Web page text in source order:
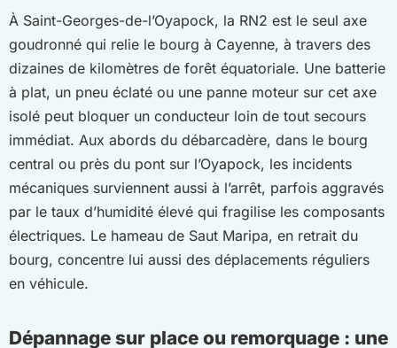
À Saint-Georges-de-l’Oyapock, la RN2 est le seul axe
goudronné qui relie le bourg à Cayenne, à travers des
dizaines de kilomètres de forêt équatoriale. Une batterie
à plat, un pneu éclaté ou une panne moteur sur cet axe
isolé peut bloquer un conducteur loin de tout secours
immédiat. Aux abords du débarcadère, dans le bourg
central ou près du pont sur l’Oyapock, les incidents
mécaniques surviennent aussi à l’arrêt, parfois aggravés
par le taux d’humidité élevé qui fragilise les composants
électriques. Le hameau de Saut Maripa, en retrait du
bourg, concentre lui aussi des déplacements réguliers
en véhicule.
Dépannage sur place ou remorquage : une